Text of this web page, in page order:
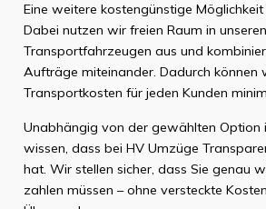
Eine weitere kostengünstige
Dabei nutzen wir freien Raum in unseren
Transportfahrzeugen aus und
Aufträge miteinander. Dadurch können
Transportkosten für jeden Kunden
Unabhängig von der gewählten Option
wissen, dass bei HV Umzüge
hat. Wir stellen sicher, dass Sie genau
zahlen müssen – ohne versteckte